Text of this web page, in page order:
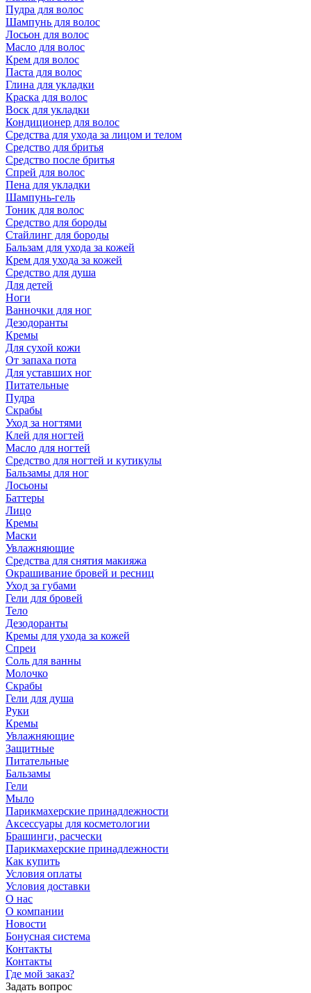
Пудра для волос
Шампунь для волос
Лосьон для волос
Масло для волос
Крем для волос
Паста для волос
Глина для укладки
Краска для волос
Воск для укладки
Кондиционер для волос
Средства для ухода за лицом и телом
Средство для бритья
Средство после бритья
Спрей для волос
Пена для укладки
Шампунь-гель
Тоник для волос
Средство для бороды
Стайлинг для бороды
Бальзам для ухода за кожей
Крем для ухода за кожей
Средство для душа
Для детей
Ноги
Ванночки для ног
Дезодоранты
Кремы
Для сухой кожи
От запаха пота
Для уставших ног
Питательные
Пудра
Скрабы
Уход за ногтями
Клей для ногтей
Масло для ногтей
Средство для ногтей и кутикулы
Бальзамы для ног
Лосьоны
Баттеры
Лицо
Кремы
Маски
Увлажняющие
Средства для снятия макияжа
Окрашивание бровей и ресниц
Уход за губами
Гели для бровей
Тело
Дезодоранты
Кремы для ухода за кожей
Спреи
Соль для ванны
Молочко
Скрабы
Гели для душа
Руки
Кремы
Увлажняющие
Защитные
Питательные
Бальзамы
Гели
Мыло
Парикмахерские принадлежности
Аксессуары для косметологии
Брашинги, расчески
Парикмахерские принадлежности
Как купить
Условия оплаты
Условия доставки
О нас
О компании
Новости
Бонусная система
Контакты
Контакты
Где мой заказ?
Задать вопрос